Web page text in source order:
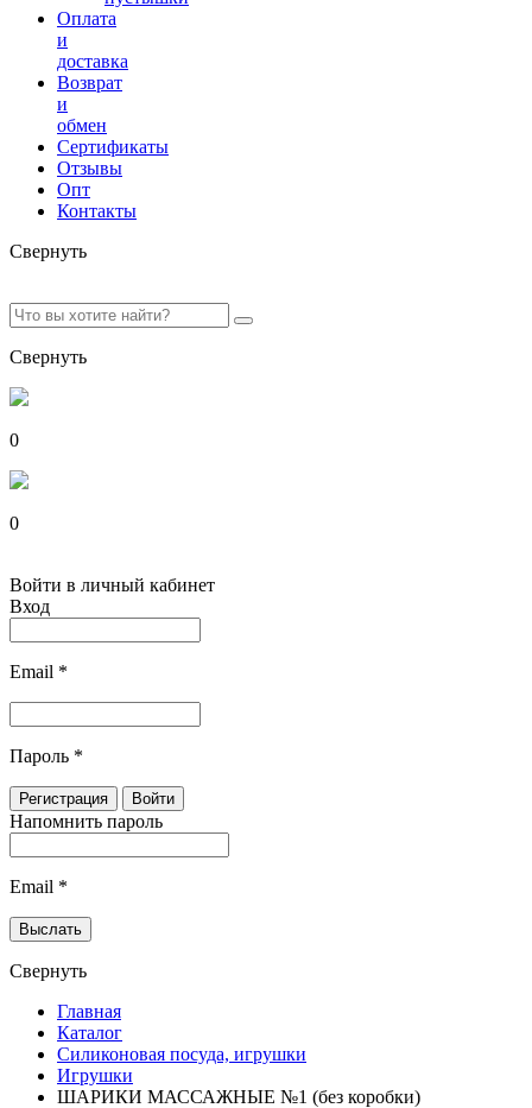
Оплата
и
доставка
Возврат
и
обмен
Сертификаты
Отзывы
Опт
Контакты
Свернуть
Свернуть
0
0
Войти в личный кабинет
Вход
Email *
Пароль *
Напомнить пароль
Email *
Свернуть
Главная
Каталог
Силиконовая посуда, игрушки
Игрушки
ШАРИКИ МАССАЖНЫЕ №1 (без коробки)